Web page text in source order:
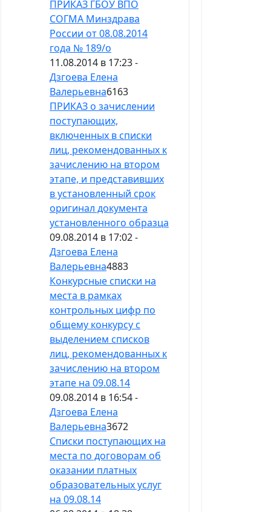
ПРИКАЗ ГБОУ ВПО
СОГМА Минздрава
России от 08.08.2014
года № 189/о
11.08.2014 в 17:23 -
Дзгоева Елена
Валерьевна6163
ПРИКАЗ о зачислении
поступающих,
включенных в списки
лиц, рекомендованных к
зачислению на втором
этапе, и представивших
в установленный срок
оригинал документа
установленного образца
09.08.2014 в 17:02 -
Дзгоева Елена
Валерьевна4883
Конкурсные списки на
места в рамках
контрольных цифр по
общему конкурсу с
выделением списков
лиц, рекомендованных к
зачислению на втором
этапе на 09.08.14
09.08.2014 в 16:54 -
Дзгоева Елена
Валерьевна3672
Списки поступающих на
места по договорам об
оказании платных
образовательных услуг
на 09.08.14